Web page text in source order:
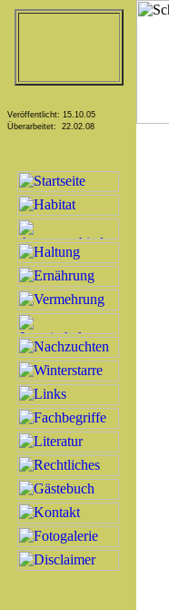
Veröffentlicht: 15.10.05
Überarbeitet: 22.02.08